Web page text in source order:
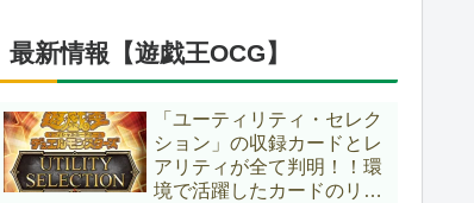
「コスモス姫」などの人気
テーマ強化に加え、「冥
跡」もテーマ化です！！
【遊戯王ラッシュデュエ
ル】
最新情報【遊戯王OCG】
「ユーティリティ・セレク
ション」の収録カードとレ
アリティが全て判明！！環
境で活躍したカードのリメ